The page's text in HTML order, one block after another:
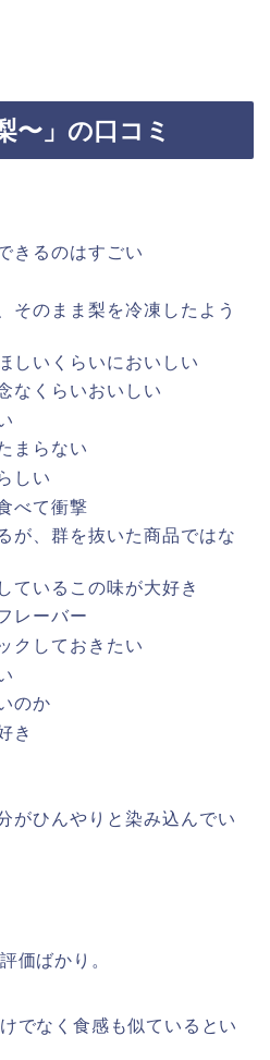
〜」の口コミ
きるのはすごい
そのまま梨を冷凍したよう
しいくらいにおいしい
なくらいおいしい
まらない
しい
べて衝撃
が、群を抜いた商品ではな
ているこの味が大好き
レーバー
クしておきたい
のか
き
がひんやりと染み込んでい
価ばかり。
でなく食感も似ているとい